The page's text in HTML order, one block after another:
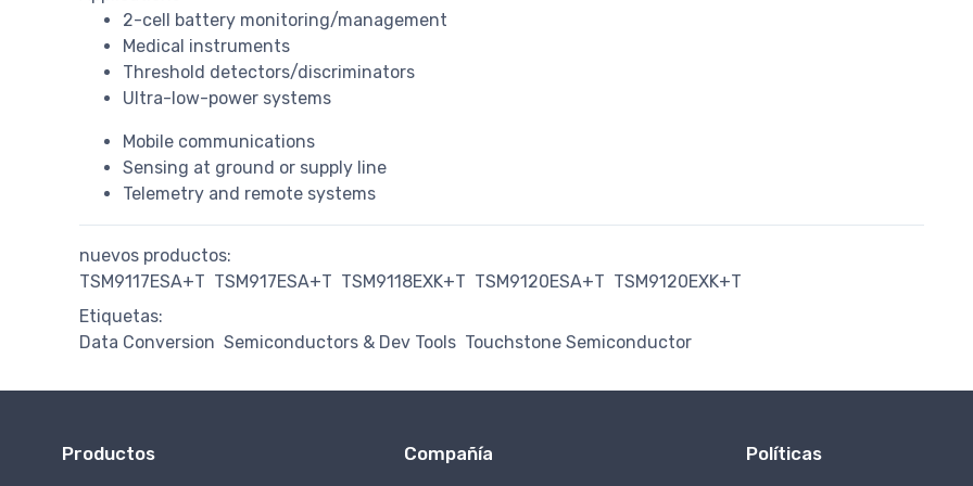
2-cell battery monitoring/management
Medical instruments
Threshold detectors/discriminators
Ultra-low-power systems
Mobile communications
Sensing at ground or supply line
Telemetry and remote systems
nuevos productos:
TSM9117ESA+T TSM917ESA+T TSM9118EXK+T TSM9120ESA+T TSM9120EXK+T
Etiquetas:
Data Conversion Semiconductors & Dev Tools Touchstone Semiconductor
Productos Compañía Políticas